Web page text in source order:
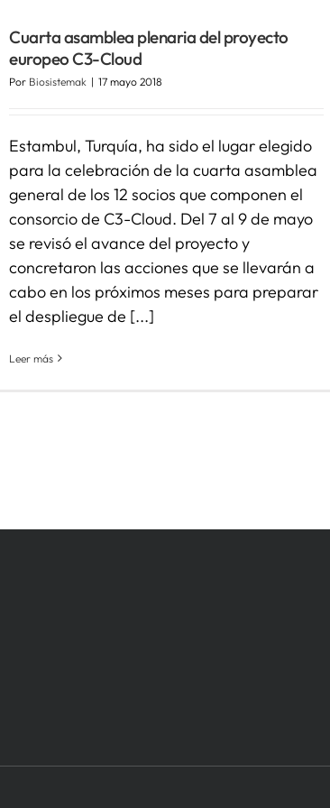
Cuarta asamblea plenaria del proyecto
europeo C3-Cloud
Por Biosistemak | 17 mayo 2018
Estambul, Turquía, ha sido el lugar elegido
para la celebración de la cuarta asamblea
general de los 12 socios que componen el
consorcio de C3-Cloud. Del 7 al 9 de mayo
se revisó el avance del proyecto y
concretaron las acciones que se llevarán a
cabo en los próximos meses para preparar
el despliegue de [...]
Leer más